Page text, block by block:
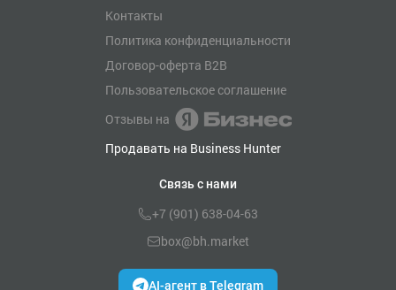
Контакты
Политика конфиденциальности
Договор-оферта B2B
Пользовательское соглашение
Отзывы на
Продавать на Business Hunter
Связь с нами
+7 (901) 638-04-63
box@bh.market
AI-агент в Telegram